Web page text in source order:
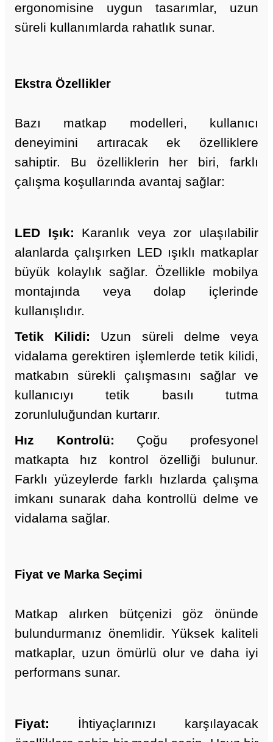
ergonomisine uygun tasarımlar, uzun
süreli kullanımlarda rahatlık sunar.
Ekstra Özellikler
Bazı matkap modelleri, kullanıcı
deneyimini artıracak ek özelliklere
sahiptir. Bu özelliklerin her biri, farklı
çalışma koşullarında avantaj sağlar:
LED Işık: Karanlık veya zor ulaşılabilir
alanlarda çalışırken LED ışıklı matkaplar
büyük kolaylık sağlar. Özellikle mobilya
montajında veya dolap içlerinde
kullanışlıdır.
Tetik Kilidi: Uzun süreli delme veya
vidalama gerektiren işlemlerde tetik kilidi,
matkabın sürekli çalışmasını sağlar ve
kullanıcıyı tetik basılı tutma
zorunluluğundan kurtarır.
Hız Kontrolü: Çoğu profesyonel
matkapta hız kontrol özelliği bulunur.
Farklı yüzeylerde farklı hızlarda çalışma
imkanı sunarak daha kontrollü delme ve
vidalama sağlar.
Fiyat ve Marka Seçimi
Matkap alırken bütçenizi göz önünde
bulundurmanız önemlidir. Yüksek kaliteli
matkaplar, uzun ömürlü olur ve daha iyi
performans sunar.
Fiyat: İhtiyaçlarınızı karşılayacak